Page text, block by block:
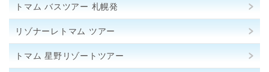
トマム バスツアー 札幌発
リゾナーレトマム ツアー
トマム 星野リゾートツアー